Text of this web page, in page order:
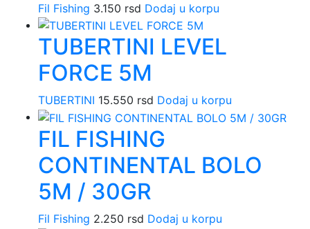
Fil Fishing 3.150 rsd Dodaj u korpu
TUBERTINI LEVEL
FORCE 5M
TUBERTINI 15.550 rsd Dodaj u korpu
FIL FISHING
CONTINENTAL BOLO
5M / 30GR
Fil Fishing 2.250 rsd Dodaj u korpu